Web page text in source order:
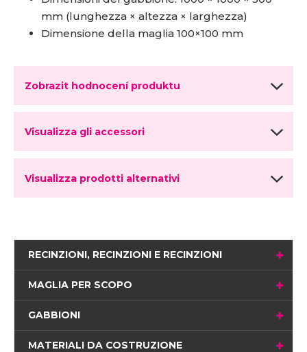
mm (lunghezza × altezza × larghezza)
Dimensione della maglia 100×100 mm
Zobrazit hodnocení produktu
Visualizza gli accessori
Visualizza prodotti alternativi
RECINZIONI, RECINZIONI E RECINZIONI
MAGLIA PER SCOPO
GABBIONI
MATERIALI DA COSTRUZIONE